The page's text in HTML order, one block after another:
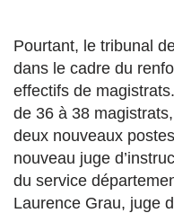
Pourtant, le tribunal
dans le cadre du
effectifs de
de 36 à 38
deux nouveaux
nouveau juge
du service
Laurence Grau, juge